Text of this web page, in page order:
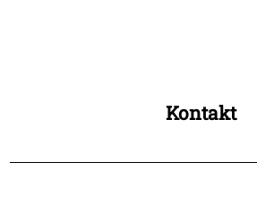
Kontakt